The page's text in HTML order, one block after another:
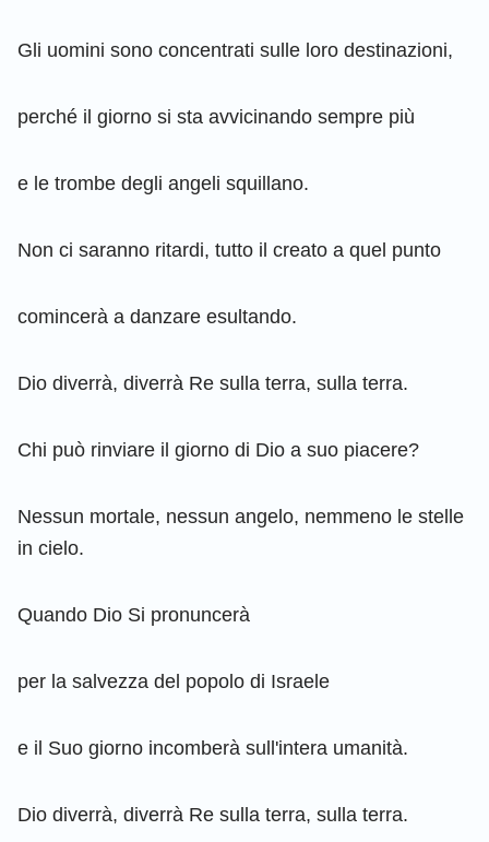
Gli uomini sono concentrati sulle loro destinazioni,
perché il giorno si sta avvicinando sempre più
e le trombe degli angeli squillano.
Non ci saranno ritardi, tutto il creato a quel punto
comincerà a danzare esultando.
Dio diverrà, diverrà Re sulla terra, sulla terra.
Chi può rinviare il giorno di Dio a suo piacere?
Nessun mortale, nessun angelo, nemmeno le stelle
in cielo.
Quando Dio Si pronuncerà
per la salvezza del popolo di Israele
e il Suo giorno incomberà sull'intera umanità.
Dio diverrà, diverrà Re sulla terra, sulla terra.